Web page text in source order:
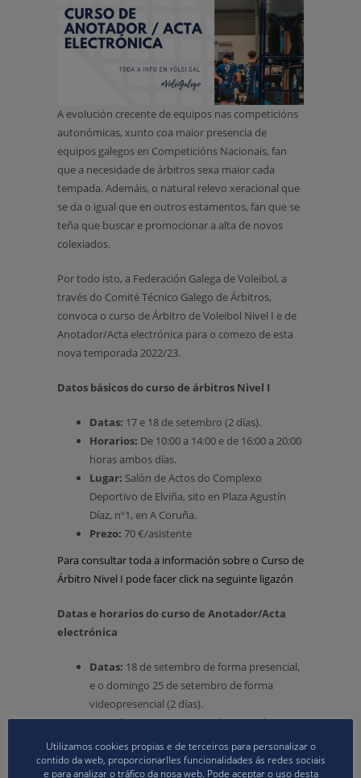
A evolución crecente de equipos nas competicións
autonómicas, xunto coa maior presencia de
equipos galegos en Competicións Nacionais, fan
que a necesidade de árbitros sexa maior cada
tempada. Ademáis, o natural relevo xeracional que
se da o igual que en outros estamentos, fan que se
teña que buscar e promocionar a alta de novos
colexiados.
Por todo isto, a Federación Galega de Voleibol, a
través do Comité Técnico Galego de Árbitros,
convoca o curso de Árbitro de Voleibol Nivel I e de
Anotador/Acta electrónica para o comezo de esta
nova temporada 2022/23.
Datos básicos do curso de árbitros Nivel I
Datas: 17 e 18 de setembro (2 días).
Horarios: De 10:00 a 14:00 e de 16:00 a 20:00
horas ambos días.
Lugar: Salón de Actos do Complexo
Deportivo de Elviña, sito en Plaza Agustín
Díaz, nº1, en A Coruña.
Prezo: 70 €/asistente
Para consultar toda a información sobre o Curso de
Árbitro Nivel I pode facer click na seguinte ligazón
Datas e horarios do curso de Anotador/Acta
electrónica
Datas: 18 de setembro de forma presencial,
e o domingo 25 de setembro de forma
videopresencial (2 días).
Horarios:De 10:00 a 14:00 horas ambos
Lugar:Salón de Actos do Complexo
Utilizamos cookies propias e de terceiros para personalizar o
contido da web, proporcionarlles funcionalidades ás redes sociais
e para analizar o tráfico da nosa web. Pode aceptar o uso desta